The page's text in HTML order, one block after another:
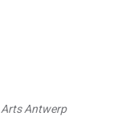
Antwerp